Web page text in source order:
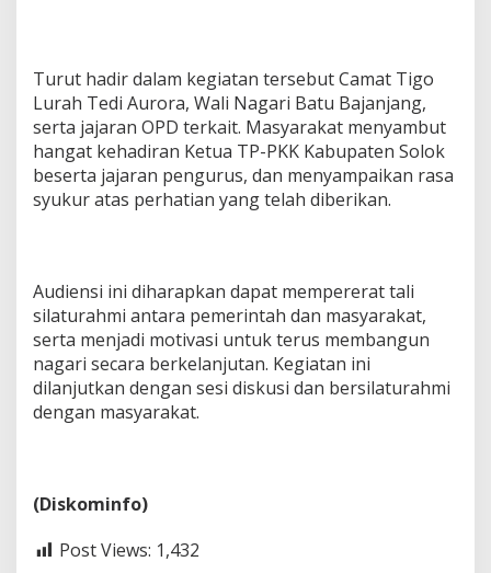
Turut hadir dalam kegiatan tersebut Camat Tigo
Lurah Tedi Aurora, Wali Nagari Batu Bajanjang,
serta jajaran OPD terkait. Masyarakat menyambut
hangat kehadiran Ketua TP-PKK Kabupaten Solok
beserta jajaran pengurus, dan menyampaikan rasa
syukur atas perhatian yang telah diberikan.
Audiensi ini diharapkan dapat mempererat tali
silaturahmi antara pemerintah dan masyarakat,
serta menjadi motivasi untuk terus membangun
nagari secara berkelanjutan. Kegiatan ini
dilanjutkan dengan sesi diskusi dan bersilaturahmi
dengan masyarakat.
(Diskominfo)
Post Views: 1,432